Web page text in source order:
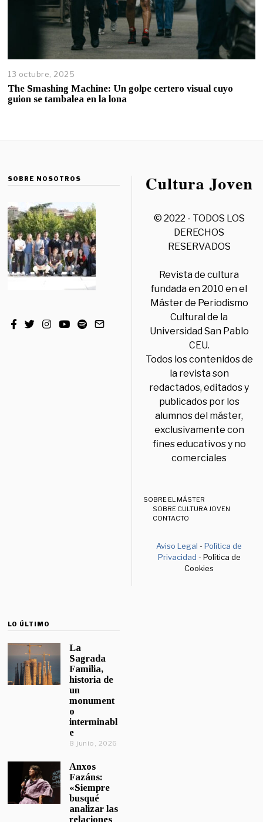
13 octubre, 2025
The Smashing Machine: Un golpe certero visual cuyo
guion se tambalea en la lona
SOBRE NOSOTROS
© 2022 - TODOS LOS
DERECHOS
RESERVADOS
Revista de cultura
fundada en 2010 en el
Máster de Periodismo
Cultural de la
Universidad San Pablo
CEU.
Todos los contenidos de
la revista son
redactados, editados y
publicados por los
alumnos del máster,
exclusivamente con
fines educativos y no
comerciales
SOBRE EL MÁSTER
SOBRE CULTURA JOVEN
CONTACTO
Aviso Legal -Política de
Privacidad - Política de
Cookies
LO ÚLTIMO
La
Sagrada
Familia,
historia de
un
monument
o
interminabl
e
8 junio, 2026
Anxos
Fazáns:
«Siempre
busqué
analizar las
relaciones